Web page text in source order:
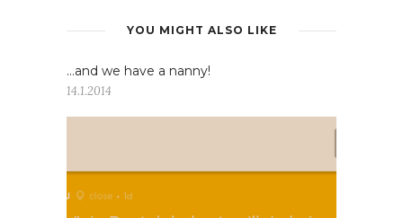
YOU MIGHT ALSO LIKE
…and we have a nanny!
14.1.2014